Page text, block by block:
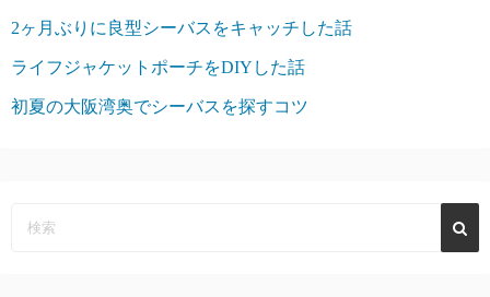
2ヶ月ぶりに良型シーバスをキャッチした話
ライフジャケットポーチをDIYした話
初夏の大阪湾奥でシーバスを探すコツ